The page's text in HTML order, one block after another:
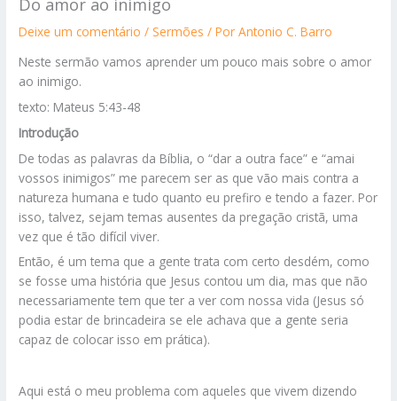
Do amor ao inimigo
Deixe um comentário /Sermões / PorAntonio C. Barro
Neste sermão vamos aprender um pouco mais sobre o amor
ao inimigo.
texto: Mateus 5:43-48
Introdução
De todas as palavras da Bíblia, o “dar a outra face” e “amai
vossos inimigos” me parecem ser as que vão mais contra a
natureza humana e tudo quanto eu prefiro e tendo a fazer. Por
isso, talvez, sejam temas ausentes da pregação cristã, uma
vez que é tão difícil viver.
Então, é um tema que a gente trata com certo desdém, como
se fosse uma história que Jesus contou um dia, mas que não
necessariamente tem que ter a ver com nossa vida (Jesus só
podia estar de brincadeira se ele achava que a gente seria
capaz de colocar isso em prática).
Aqui está o meu problema com aqueles que vivem dizendo